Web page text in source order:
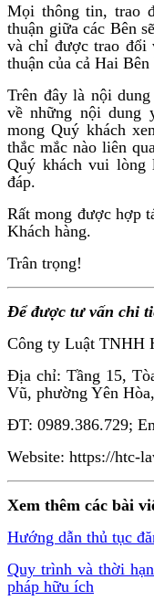
Mọi thông tin, trao
thuận giữa các Bên
và chỉ được trao đổi
thuận của cả Hai Bên
Trên đây là nội
về những nội dung
mong Quý khách
thắc mắc nào liên
Quý khách vui lòng
đáp.
Rất mong được hợp
Khách hàng.
Trân trọng!
Để được tư vấn chi
Công ty Luật TNHH
Địa chỉ: Tầng 15,
Vũ, phường Yên
ĐT: 0989.386.729;
Website: https://htc-
Xem thêm các bài
Hướng dẫn thủ tục
Quy trình và thời
pháp hữu ích